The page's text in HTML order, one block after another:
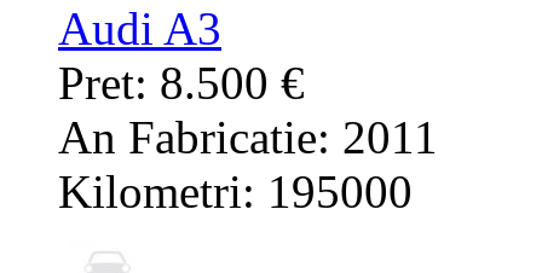
Audi A3
Pret: 8.500 €
An Fabricatie: 2011
Kilometri: 195000